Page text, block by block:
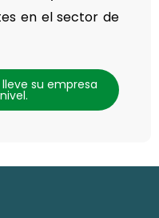
en el sector de
su empresa